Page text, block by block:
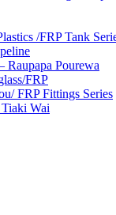
/FRP Tank
Raupapa Pourewa
FRP
FRP Fittings Series
Tiaki Wai